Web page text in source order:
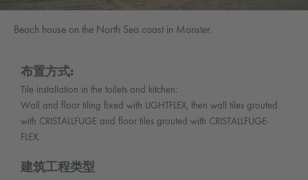
Beach house on the North Sea coast in Monster.
布置方式:
Tile installation in the toilets and kitchen:
Wall and floor tiling fixed with LIGHTFLEX, then wall tiles grouted
with CRISTALLFUGE and floor tiles grouted with CRISTALLFUGE-
FLEX.
建筑工程类型